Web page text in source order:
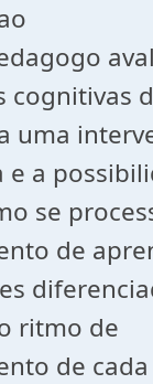
cognitivas
uma
a
se
de
ritmo de
de